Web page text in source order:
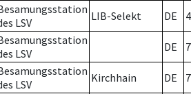
LSV
LIB-Selekt DE
LSV
DE 7
LSV
Kirchhain DE
7